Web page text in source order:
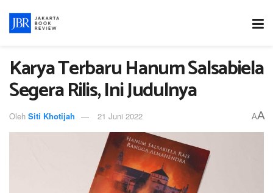
Karya Terbaru Hanum Salsabiela
Segera Rilis, Ini Judulnya
Oleh Siti Khotijah 21 Juni 2022 AA